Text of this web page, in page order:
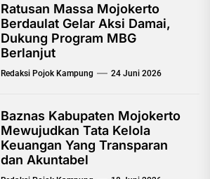
Ratusan Massa Mojokerto
Berdaulat Gelar Aksi Damai,
Dukung Program MBG
Berlanjut
Redaksi Pojok Kampung 24 Juni 2026
Baznas Kabupaten Mojokerto
Mewujudkan Tata Kelola
Keuangan Yang Transparan
dan Akuntabel